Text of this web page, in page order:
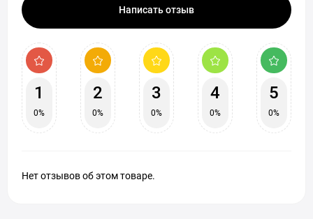
Написать отзыв
1
0%
2
0%
3
0%
4
0%
5
0%
Нет отзывов об этом товаре.